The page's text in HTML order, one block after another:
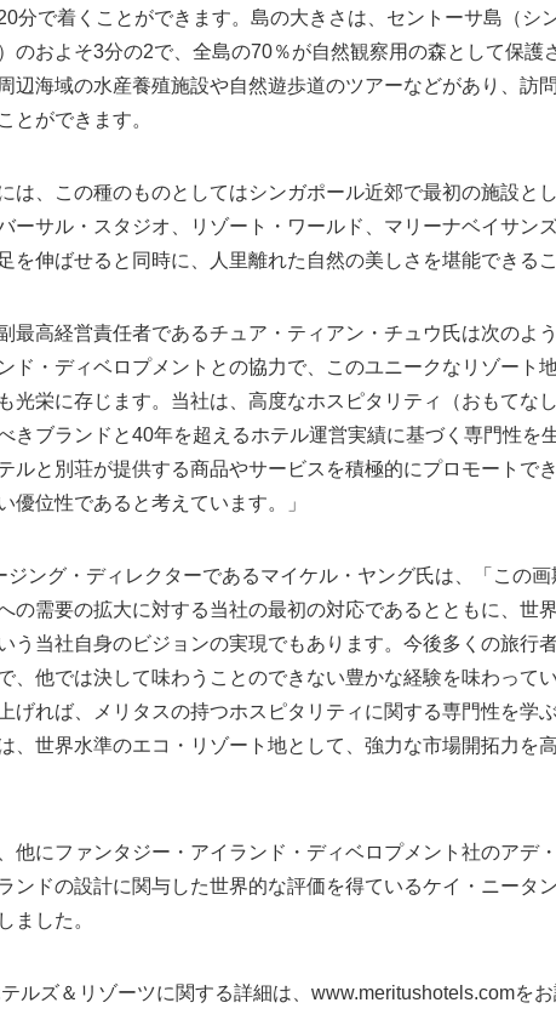
分で着くことができます。島の大きさは、セントーサ島（シ
のおよそ3分の2で、全島の70％が自然観察用の森として保護
辺海域の水産養殖施設や自然遊歩道のツアーなどがあり、訪
とができます。
は、この種のものとしてはシンガポール近郊で最初の施設と
ーサル・スタジオ、リゾート・ワールド、マリーナベイサン
を伸ばせると同時に、人里離れた自然の美しさを堪能できるこ
最高経営責任者であるチュア・ティアン・チュウ氏は次のよ
ド・ディベロプメントとの協力で、このユニークなリゾート
光栄に存じます。当社は、高度なホスピタリティ（おもてな
きブランドと40年を超えるホテル運営実績に基づく専門性を
ルと別荘が提供する商品やサービスを積極的にプロモートで
優位性であると考えています。」
ジング・ディレクターであるマイケル・ヤング氏は、「この
の需要の拡大に対する当社の最初の対応であるとともに、世
う当社自身のビジョンの実現でもあります。今後多くの旅行
、他では決して味わうことのできない豊かな経験を味わって
げれば、メリタスの持つホスピタリティに関する専門性を学
、世界水準のエコ・リゾート地として、強力な市場開拓力を
他にファンタジー・アイランド・ディベロプメント社のアデ
ンドの設計に関与した世界的な評価を得ているケイ・ニータ
ました。
ルズ＆リゾーツに関する詳細は、www.meritushotels.comを
Japanese